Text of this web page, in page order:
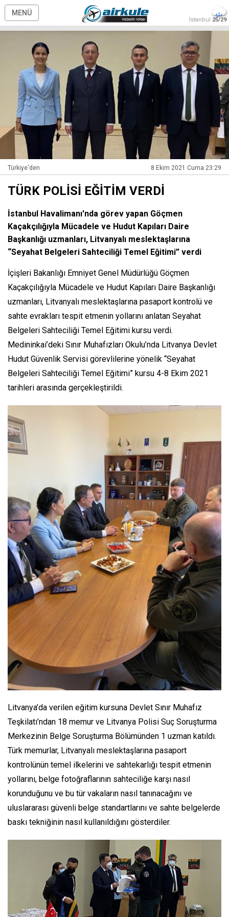
MENÜ
İstanbul 25/29
Türkiye'den 8 Ekim 2021 Cuma 23:29
TÜRK POLİSİ EĞİTİM VERDİ
İstanbul Havalimanı'nda görev yapan Göçmen
Kaçakçılığıyla Mücadele ve Hudut Kapıları Daire
Başkanlığı uzmanları, Litvanyalı meslektaşlarına
“Seyahat Belgeleri Sahteciliği Temel Eğitimi” verdi
İçişleri Bakanlığı Emniyet Genel Müdürlüğü Göçmen
Kaçakçılığıyla Mücadele ve Hudut Kapıları Daire Başkanlığı
uzmanları, Litvanyalı meslektaşlarına pasaport kontrolü ve
sahte evrakları tespit etmenin yollarını anlatan Seyahat
Belgeleri Sahteciliği Temel Eğitimi kursu verdi.
Medininkai’deki Sınır Muhafızları Okulu’nda Litvanya Devlet
Hudut Güvenlik Servisi görevlilerine yönelik “Seyahat
Belgeleri Sahteciliği Temel Eğitimi” kursu 4-8 Ekim 2021
tarihleri arasında gerçekleştirildi.
Litvanya’da verilen eğitim kursuna Devlet Sınır Muhafız
Teşkilatı’ndan 18 memur ve Litvanya Polisi Suç Soruşturma
Merkezinin Belge Soruşturma Bölümünden 1 uzman katıldı.
Türk memurlar, Litvanyalı meslektaşlarına pasaport
kontrolünün temel ilkelerini ve sahtekarlığı tespit etmenin
yollarını, belge fotoğraflarının sahteciliğe karşı nasıl
korunduğunu ve bu tür vakaların nasıl tanınacağını ve
uluslararası güvenli belge standartlarını ve sahte belgelerde
baskı tekniğinin nasıl kullanıldığını gösterdiler.